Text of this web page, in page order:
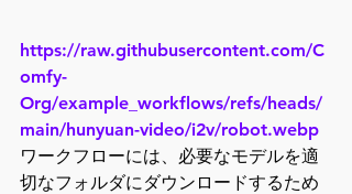
https://raw.githubusercontent.com/C
omfy-
Org/example_workflows/refs/heads/
main/hunyuan-video/i2v/robot.webp
ワークフローには、必要なモデルを適
切なフォルダにダウンロードするため